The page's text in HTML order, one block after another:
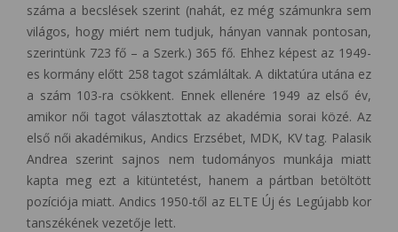
száma a becslések szerint (nahát, ez még számunkra sem
világos, hogy miért nem tudjuk, hányan vannak pontosan,
szerintünk 723 fő – a Szerk.) 365 fő. Ehhez képest az 1949-
es kormány előtt 258 tagot számláltak. A diktatúra utána ez
a szám 103-ra csökkent. Ennek ellenére 1949 az első év,
amikor női tagot választottak az akadémia sorai közé. Az
első női akadémikus, Andics Erzsébet, MDK, KV tag. Palasik
Andrea szerint sajnos nem tudományos munkája miatt
kapta meg ezt a kitüntetést, hanem a pártban betöltött
pozíciója miatt. Andics 1950-től az ELTE Új és Legújabb kor
tanszékének vezetője lett.